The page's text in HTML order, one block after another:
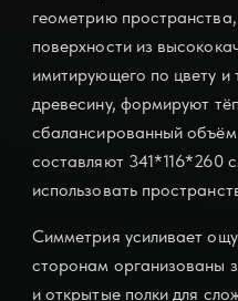
геометрию
поверхности из
имитирующего по цвету и
древесину, формируют
сбалансированный
составляют 341*116*260
использовать
Симметрия усиливает
сторонам организованы
и открытые полки для